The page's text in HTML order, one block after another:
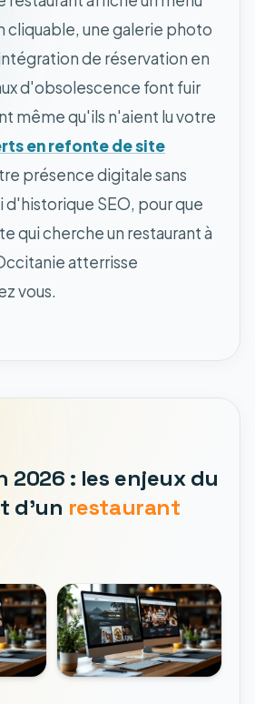
cliquable, une galerie photo
de réservation en
d'obsolescence font fuir
même qu'ils n'aient lu votre
en refonte de site
présence digitale sans
SEO, pour que
qui cherche un restaurant à
atterrisse
vous.
2026 : les enjeux du
d'un restaurant